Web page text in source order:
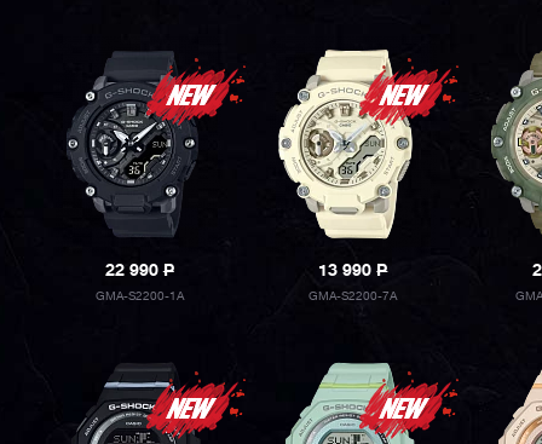
22 990P
GMA-S2200-1A
13 990P
GMA-S2200-7A